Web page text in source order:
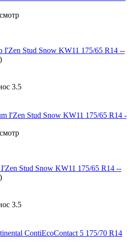
Stud Snow KW11 175/65 R14 --
3.5
Stud Snow KW11 175/65 R14 --
3.5